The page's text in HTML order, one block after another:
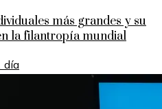
más grandes y su
la filantropía mundial
día